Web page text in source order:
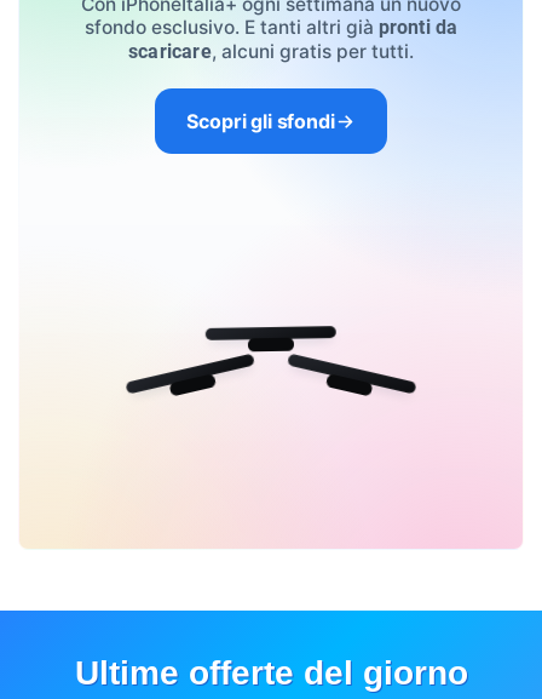
sfondo esclusivo. E tanti altri già pronti da
scaricare, alcuni gratis per tutti.
Scopri gli sfondi
Ultime offerte del giorno